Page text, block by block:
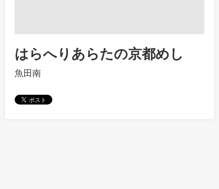
はらへりあらたの京都めし
魚田南